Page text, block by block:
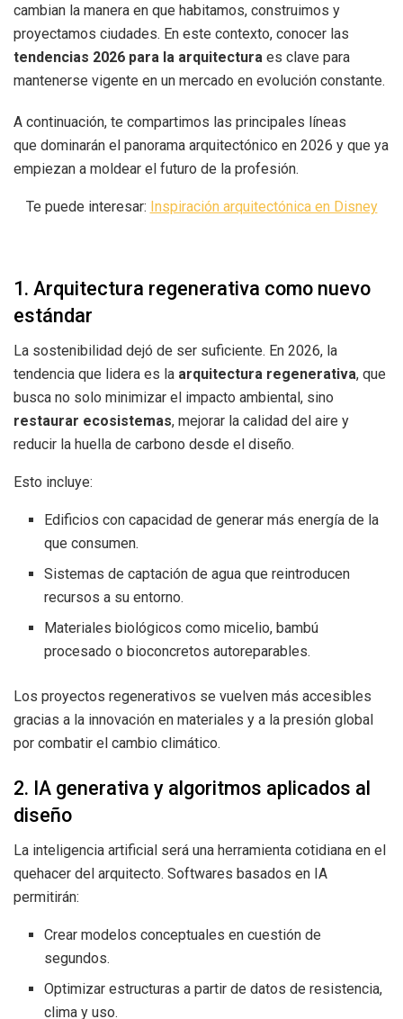
cambian la manera en que habitamos, construimos y
proyectamos ciudades. En este contexto, conocer las
tendencias 2026 para la arquitectura es clave para
mantenerse vigente en un mercado en evolución constante.
A continuación, te compartimos las principales líneas
que dominarán el panorama arquitectónico en 2026 y que ya
empiezan a moldear el futuro de la profesión.
Te puede interesar: Inspiración arquitectónica en Disney
1. Arquitectura regenerativa como nuevo
estándar
La sostenibilidad dejó de ser suficiente. En 2026, la
tendencia que lidera es la arquitectura regenerativa, que
busca no solo minimizar el impacto ambiental, sino
restaurar ecosistemas, mejorar la calidad del aire y
reducir la huella de carbono desde el diseño.
Esto incluye:
Edificios con capacidad de generar más energía de la
que consumen.
Sistemas de captación de agua que reintroducen
recursos a su entorno.
Materiales biológicos como micelio, bambú
procesado o bioconcretos autoreparables.
Los proyectos regenerativos se vuelven más accesibles
gracias a la innovación en materiales y a la presión global
por combatir el cambio climático.
2. IA generativa y algoritmos aplicados al
diseño
La inteligencia artificial será una herramienta cotidiana en el
quehacer del arquitecto. Softwares basados en IA
permitirán:
Crear modelos conceptuales en cuestión de
segundos.
Optimizar estructuras a partir de datos de resistencia,
clima y uso.